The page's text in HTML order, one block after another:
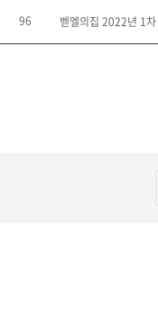
96 벧엘의집 2022년 1